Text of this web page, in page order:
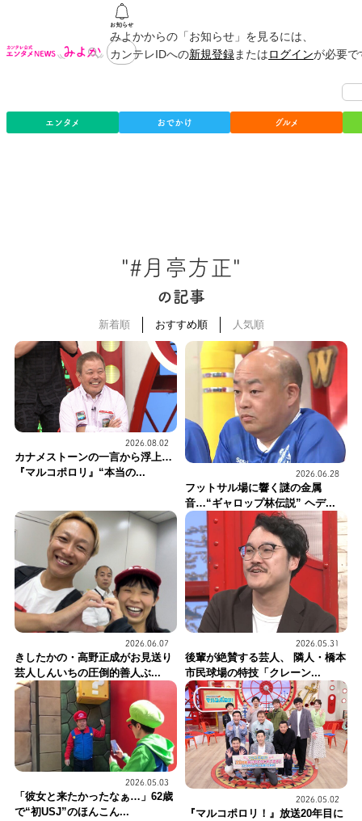
みよかからの「お知らせ」を見るには、
カンテレIDへの新規登録またはログインが必要
エンタメ おでかけ グルメ
"#月亭方正"
の記事
新着順 おすすめ順 人気順
2026.08.02
カナメストーンの一言から浮上…
『マルコポロリ』“本当の...
2026.06.28
フットサル場に響く謎の金属
音…“ギャロップ林伝説” ヘデ...
2026.06.07
きしたかの・高野正成がお見送り
芸人しんいちの圧倒的善人ぶ...
2026.05.31
後輩が絶賛する芸人、 隣人・橋本
市民球場の特技「クレーン...
2026.05.03
「彼女と来たかったなぁ…」62歳
で“初USJ”のほんこん...
2026.05.02
『マルコポロリ！』放送20年目に